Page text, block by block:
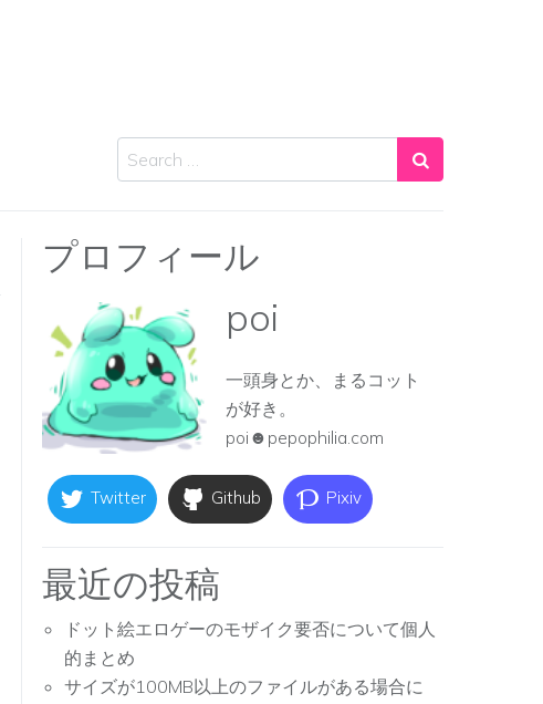
Search
プロフィール
poi
一頭身とか、まるコット
が好き。
poi☻pepophilia.com
Twitter Github Pixiv
最近の投稿
ドット絵エロゲーのモザイク要否について個人
的まとめ
サイズが100MB以上のファイルがある場合に